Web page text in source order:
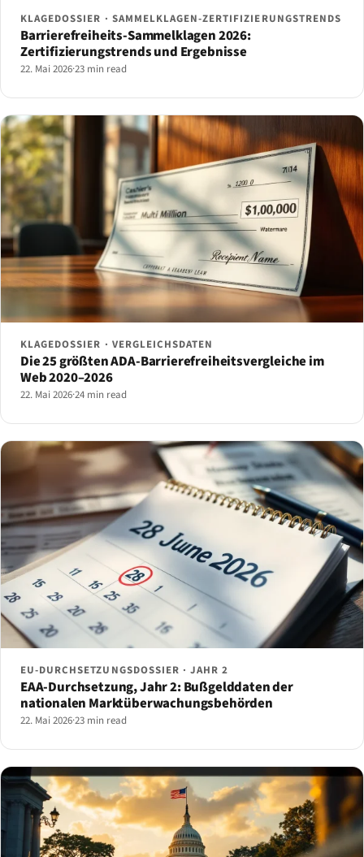
KLAGEDOSSIER · SAMMELKLAGEN-ZERTIFIZIERUNGSTRENDS
Barrierefreiheits-Sammelklagen 2026:
Zertifizierungstrends und Ergebnisse
22. Mai 2026·23 min read
KLAGEDOSSIER · VERGLEICHSDATEN
Die 25 größten ADA-Barrierefreiheitsvergleiche im
Web 2020–2026
22. Mai 2026·24 min read
EU-DURCHSETZUNGSDOSSIER · JAHR 2
EAA-Durchsetzung, Jahr 2: Bußgelddaten der
nationalen Marktüberwachungsbehörden
22. Mai 2026·23 min read